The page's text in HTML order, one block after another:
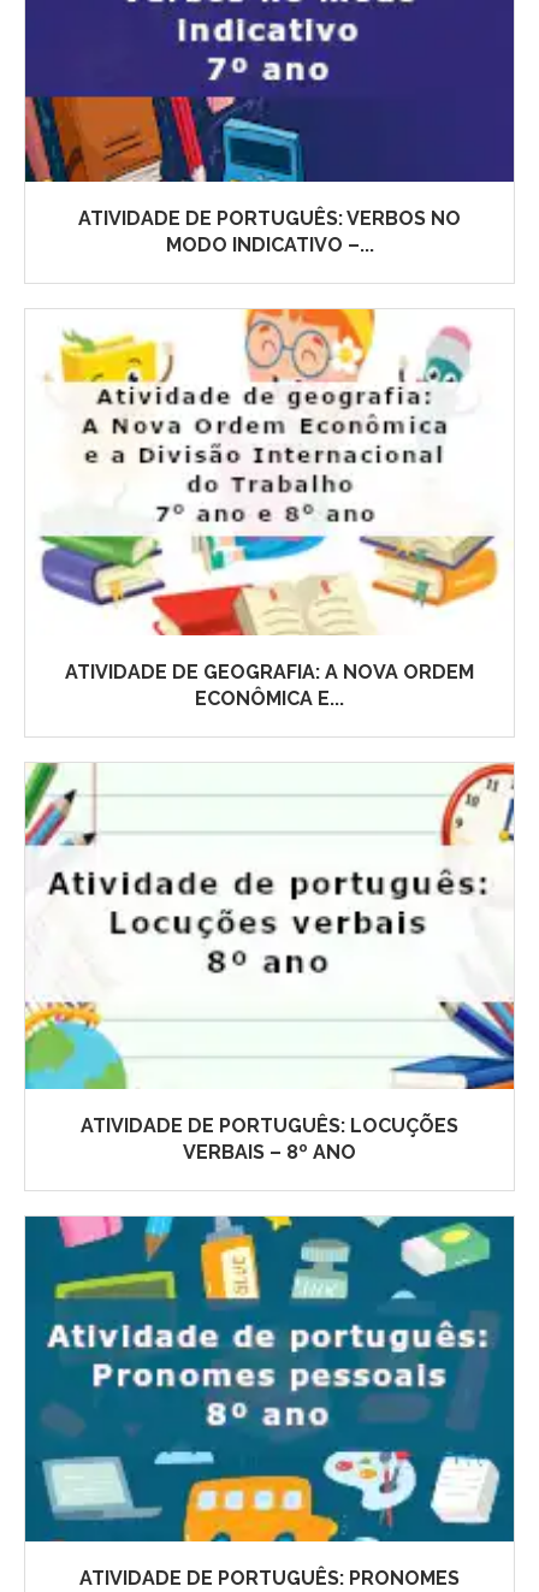
ATIVIDADE DE PORTUGUÊS: VERBOS NO
MODO INDICATIVO –...
ATIVIDADE DE GEOGRAFIA: A NOVA ORDEM
ECONÔMICA E...
ATIVIDADE DE PORTUGUÊS: LOCUÇÕES
VERBAIS – 8º ANO
ATIVIDADE DE PORTUGUÊS: PRONOMES